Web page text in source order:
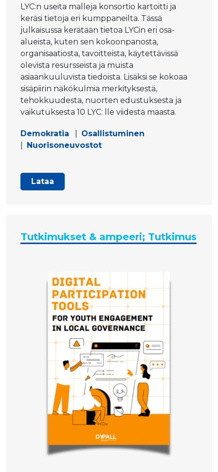
LYC:n useita malleja konsortio kartoitti ja
keräsi tietoja eri kumppaneilta. Tässä
julkaisussa kerätään tietoa LYCin eri osa-
alueista, kuten sen kokoonpanosta,
organisaatiosta, tavoitteista, käytettävissä
olevista resursseista ja muista
asiaankuuluvista tiedoista. Lisäksi se kokoaa
sisäpiirin näkökulmia merkityksestä,
tehokkuudesta, nuorten edustuksesta ja
vaikutuksesta 10 LYC: lle viidestä maasta.
Demokratia
Osallistuminen
Nuorisoneuvostot
Lataa
Tutkimukset & ampeeri; Tutkimus